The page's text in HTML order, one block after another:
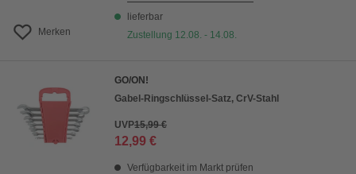
Merken
lieferbar
Zustellung 12.08. - 14.08.
GO/ON!
Gabel-Ringschlüssel-Satz, CrV-Stahl
UVP15,99 €
12,99 €
Verfügbarkeit im Markt prüfen